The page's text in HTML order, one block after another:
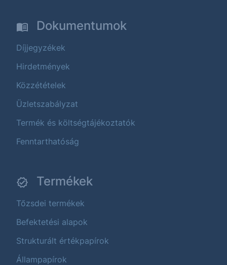
Dokumentumok
Díjjegyzékek
Hirdetmények
Közzétételek
Üzletszabályzat
Termék és költségtájékoztatók
Fenntarthatóság
Termékek
Tőzsdei termékek
Befektetési alapok
Strukturált értékpapírok
Állampapírok